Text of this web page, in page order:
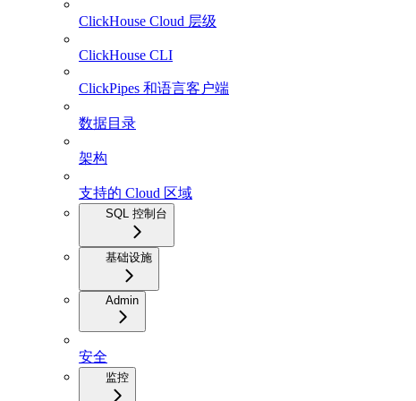
ClickHouse Cloud 层级
ClickHouse CLI
ClickPipes 和语言客户端
数据目录
架构
支持的 Cloud 区域
SQL 控制台
基础设施
Admin
安全
监控